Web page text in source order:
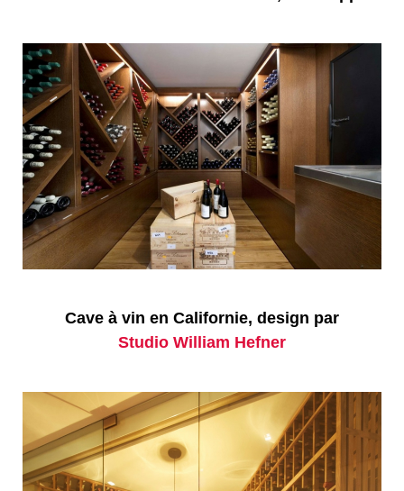
Cave à vin en Californie, design par
Studio William Hefner